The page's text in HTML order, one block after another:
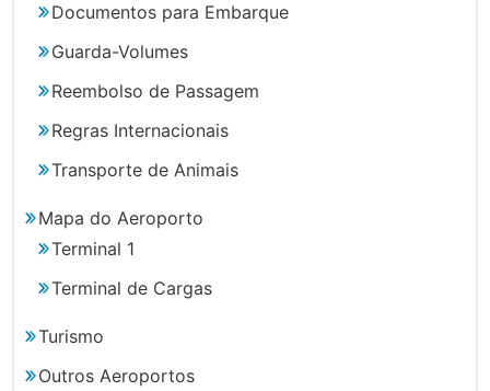
Documentos para Embarque
Guarda-Volumes
Reembolso de Passagem
Regras Internacionais
Transporte de Animais
Mapa do Aeroporto
Terminal 1
Terminal de Cargas
Turismo
Outros Aeroportos